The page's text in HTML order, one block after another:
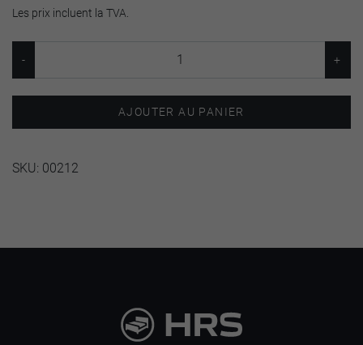
Les prix incluent la TVA.
AJOUTER AU PANIER
SKU: 00212